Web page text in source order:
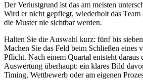
Der Verlustgrund ist das am meisten
Wird er nicht gepflegt, wiederholt das Team
die Muster nie sichtbar werden.
Halten Sie die Auswahl kurz: fünf bis
Machen Sie das Feld beim Schließen eines
Pflicht. Nach einem Quartal entsteht
Auswertung überhaupt: ein klares Bild
Timing, Wettbewerb oder am eigenen